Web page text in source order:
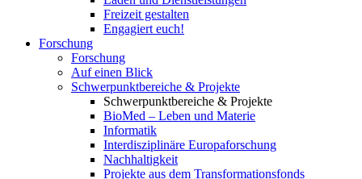
Freizeit gestalten
Engagiert euch!
Forschung
Forschung
Auf einen Blick
Schwerpunktbereiche & Projekte
Schwerpunktbereiche & Projekte
BioMed – Leben und Materie
Informatik
Interdisziplinäre Europaforschung
Nachhaltigkeit
Projekte aus dem Transformationsfonds